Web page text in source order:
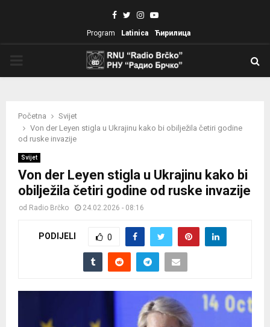
Facebook
TwitterInstagram
Youtube
Program Latinica Ћирилица
Početna
Svijet
Von der Leyen stigla u Ukrajinu kako bi obilježila četiri godine
od ruske invazije
Svijet
Von der Leyen stigla u Ukrajinu kako bi
obilježila četiri godine od ruske invazije
od Radio Brčko 24.02.2026 - 08:16
PODIJELI 0